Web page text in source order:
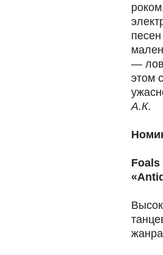
—
этом
А.К.
Foals